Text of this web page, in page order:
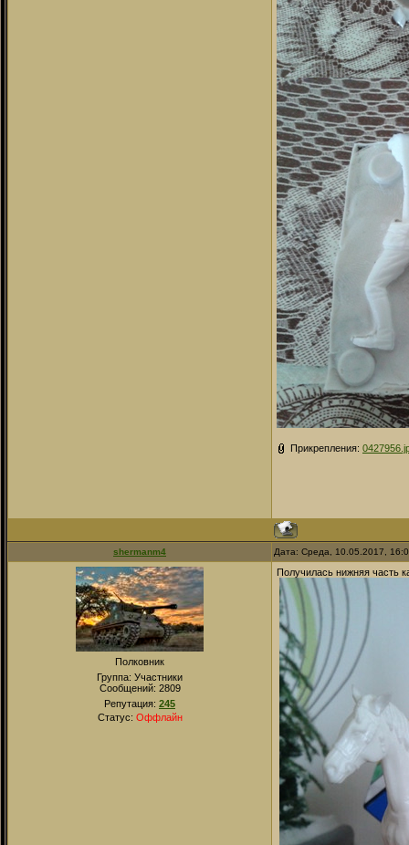
Прикрепления:
shermanm4 Дата: Среда, 10.05.2017,
Полковник
Группа: Участники
Сообщений: 2809
Репутация: 245
Статус: Оффлайн
Получилась нижняя часть